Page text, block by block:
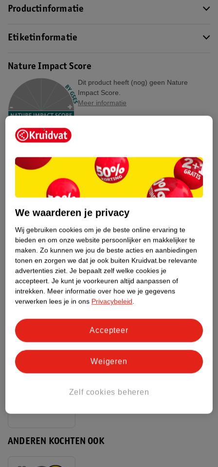
Productinformatie
Etiketinformatie
Nature Impact Score
Dit product heeft (nog) geen Nature
Impact Score.
Meer informatie
Bestel & Bezorginformatie
MeerDove Men Alle Deospray
ANDEREN KOCHTEN OOK
Dove Men+Care
Comfort
50ml
ANDEREN KOCHTEN OOK
We waarderen je privacy
Wij gebruiken cookies om je de beste online ervaring te
bieden en om onze website persoonlijker en makkelijker te
maken. Zo kunnen we jou de beste acties en aanbiedingen
tonen en zorgen we dat je ook buiten Kruidvat.be relevante
advertenties ziet. Je bepaalt zelf welke cookies je
accepteert. Je kunt je voorkeuren altijd aanpassen of
intrekken. Meer informatie over hoe we je gegevens
verwerken lees je in ons Privacybeleid.
Zelf cookies beheren
Weigeren
Accepteer